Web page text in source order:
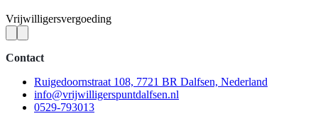
Vrijwilligersvergoeding
Contact
Ruigedoornstraat 108, 7721 BR Dalfsen, Nederland
info@vrijwilligerspuntdalfsen.nl
0529-793013